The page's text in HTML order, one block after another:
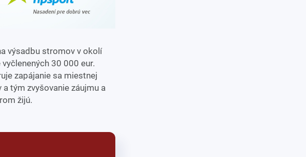
výsadbu stromov v okolí
30 000 eur.
zapájanie sa miestnej
tým zvyšovanie záujmu a
žijú.